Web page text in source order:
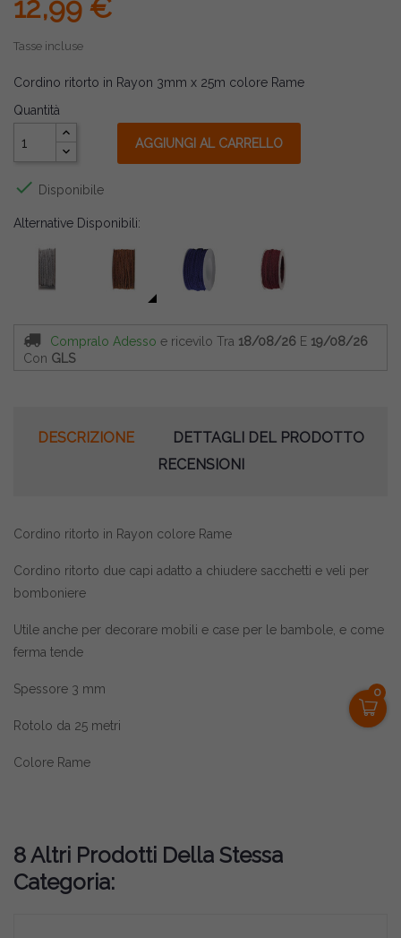
0
12,99 €
Tasse incluse
Cordino ritorto in Rayon 3mm x 25m colore Rame
Quantità
AGGIUNGI AL CARRELLO
 Disponibile
Alternative Disponibili:
Compralo Adesso e ricevilo Tra 18/08/26 E 19/08/26
Con GLS
DESCRIZIONE
DETTAGLI DEL PRODOTTO
RECENSIONI
Cordino ritorto in Rayon colore Rame
Cordino ritorto due capi adatto a chiudere sacchetti e veli per
bomboniere
Utile anche per decorare mobili e case per le bambole, e come
ferma tende
Spessore 3 mm
Rotolo da 25 metri
Colore Rame
8 Altri Prodotti Della Stessa
Categoria: